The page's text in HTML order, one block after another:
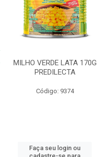
MILHO VERDE LATA 170G
PREDILECTA
Código: 9374
Faça seu login ou